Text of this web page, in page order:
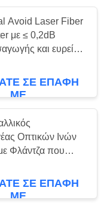
Avoid Laser Fiber
με ≤ 0,2dB
και ευρεία
λειτουργίας (-40 ~
ΣΕ ΕΠΑΦΉ
ΜΕ
Οπτικών Ινών
Φλάντζα που
Απώλεια
και Ευρύ Φάσμα
Λειτουργίας
ΣΕ ΕΠΑΦΉ
ΜΕ